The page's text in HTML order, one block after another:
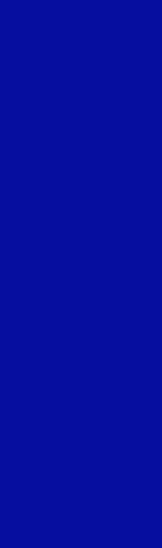
Contra Incendios
biomasa
Solar Térmica
Solar Fotovoltaica
de Gas
de Gas
y Residual
Horizontal y Vertical
de Ducha y Bañeras
Sifónicos